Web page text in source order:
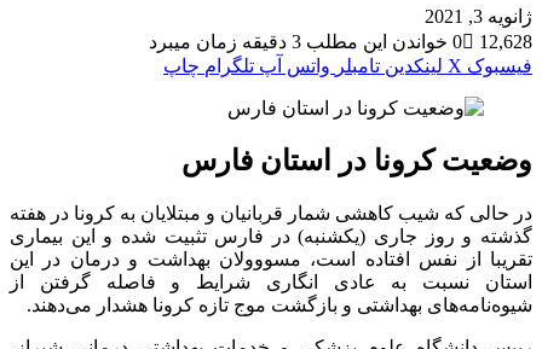
ژانویه 3, 2021
0
12,628
خواندن این مطلب 3 دقیقه زمان میبرد
فیسبوک X لینکدین ‫تامبلر واتس آپ تلگرام چاپ
وضعیت کرونا در استان فارس
در حالی که شیب کاهشی شمار قربانیان و مبتلایان به کرونا در هفته
گذشته و روز جاری (یکشنبه) در فارس تثبیت شده و این بیماری
تقریبا از نفس افتاده است، مسووولان بهداشت و درمان در این
استان نسبت به عادی انگاری شرایط و فاصله گرفتن از
شیوه‌نامه‌های بهداشتی و بازگشت موج تازه کرونا هشدار می‌دهند.